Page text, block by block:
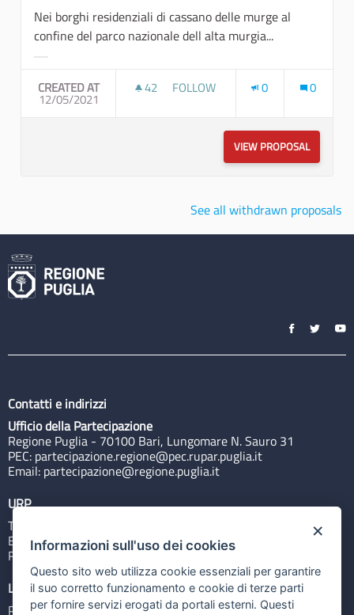
Nei borghi residenziali di cassano delle murge al
confine del parco nazionale dell alta murgia...
CREATED AT
12/05/2021
42 42 FOLLOWERS
FOLLOW 0 0
VIEW PROPOSALFUTURO
See all withdrawn proposals
Contatti e indirizzi
Ufficio della Partecipazione
Regione Puglia - 70100 Bari, Lungomare N. Sauro 31
PEC: partecipazione.regione@pec.rupar.puglia.it
Email: partecipazione@regione.puglia.it
URP
Tel: 800713939
Email:quiregione@regione.puglia.it
Rubrica
Link utili
Portale Istituzionale
×
Informazioni sull'uso dei cookies
Questo sito web utilizza cookie essenziali per garantire
il suo corretto funzionamento e cookie di terze parti
per fornire servizi erogati da portali esterni. Questi